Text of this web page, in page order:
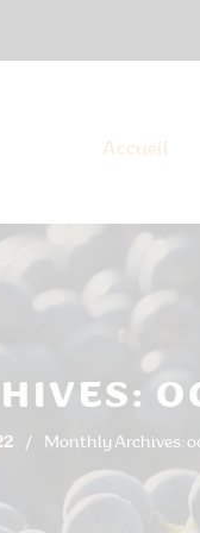
Accueil
Monthly Archives: